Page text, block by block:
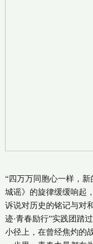
“四万万同胞心一样，
城谣》的旋律缓缓响起
诉说对历史的铭记与对
迹·青春励行”实践团踏
小径上，在曾经焦灼的